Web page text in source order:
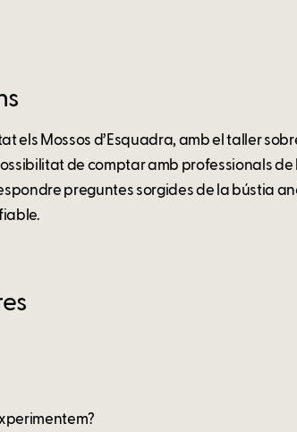
els Mossos d’Esquadra, amb el taller
de comptar amb professionals
preguntes sorgides de la bústia